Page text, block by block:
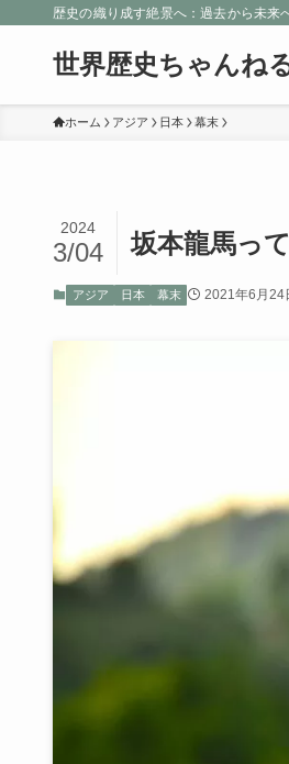
歴史の織り成す絶景へ：過去から未来
世界歴史ちゃんね
ホーム アジア 日本 幕末
坂本龍馬っ
2024
3/04
アジア 日本 幕末 2021年6月24